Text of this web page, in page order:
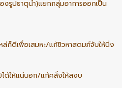
งรูปธาตุน้ำ)แยกกลุ่มอาการออกเป็น
ก็ดีเพื่อเสมหะ/แก้ชิวหาสดมภ์จับให้นิ่ง
ด้ให้แน่นอก/แก้คลั่งให้สงบ